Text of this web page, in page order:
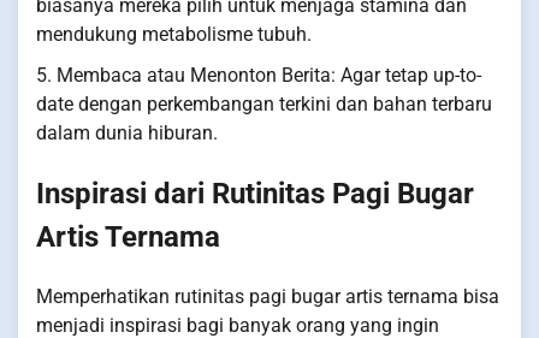
biasanya mereka pilih untuk menjaga stamina dan
mendukung metabolisme tubuh.
5. Membaca atau Menonton Berita: Agar tetap up-to-
date dengan perkembangan terkini dan bahan terbaru
dalam dunia hiburan.
Inspirasi dari Rutinitas Pagi Bugar
Artis Ternama
Memperhatikan rutinitas pagi bugar artis ternama bisa
menjadi inspirasi bagi banyak orang yang ingin